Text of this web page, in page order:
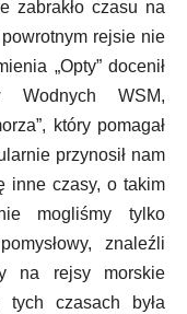
zabrakło czasu na
rejsie nie
„Opty” docenił
Wodnych WSM,
który pomagał
przynosił nam
inne czasy, o takim
mogliśmy tylko
znaleźli
na rejsy morskie
czasach była